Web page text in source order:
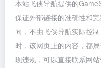
本站飞侠导航提供的
保证外部链接的准确性和
向，不由飞侠导航实际控
时，该网页上的内容，都
现违规，可以直接联系网